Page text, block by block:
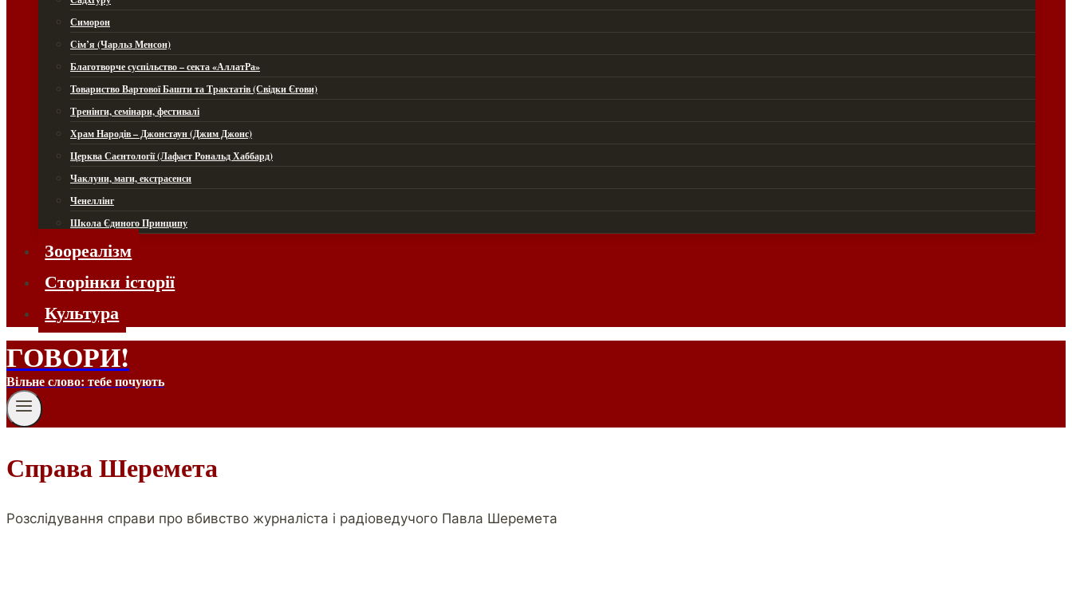
Симорон
Сім’я (Чарльз Менсон)
Благотворче суспільство – секта «АллатРа»
Товариство Вартової Башти та Трактатів (Свідки Єгови)
Тренінги, семінари, фестивалі
Храм Народів – Джонстаун (Джим Джонс)
Церква Саєнтології (Лафаєт Рональд Хаббард)
Чаклуни, маги, екстрасенси
Ченеллінг
Школа Єдиного Принципу
Зоореалізм
Сторінки історії
Культура
ГОВОРИ!
Вільне слово: тебе почують
Справа Шеремета
Розслідування справи про вбивство журналіста і радіоведучого Павла Шеремета